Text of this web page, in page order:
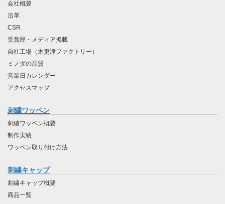
会社概要
沿革
CSR
受賞歴・メディア掲載
自社工場（木更津ファクトリー）
ミノダの品質
営業日カレンダー
アクセスマップ
刺繍ワッペン
刺繍ワッペン概要
制作実績
ワッペン取り付け方法
刺繍キャップ
刺繍キャップ概要
商品一覧